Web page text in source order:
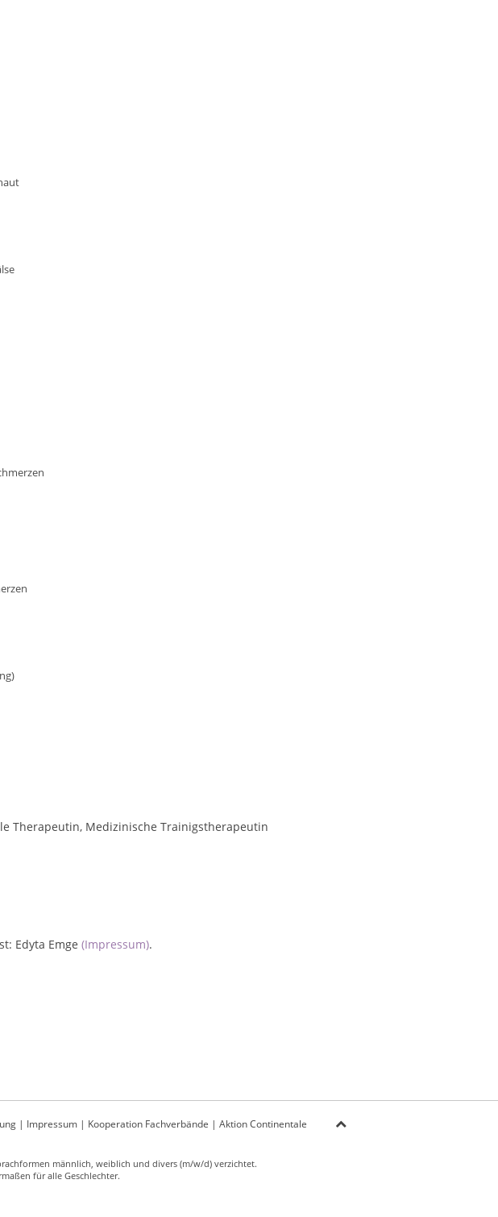
Therapeutin, Medizinische Trainigstherapeutin
Edyta Emge (Impressum).
| Impressum| Kooperation Fachverbände | Aktion Continentale
männlich, weiblich und divers (m/w/d) verzichtet.
für alle Geschlechter.